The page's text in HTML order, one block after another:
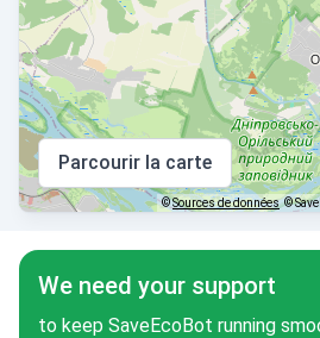
Parcourir la carte
©Sources de données ©
We need your support
to keep SaveEcoBot running